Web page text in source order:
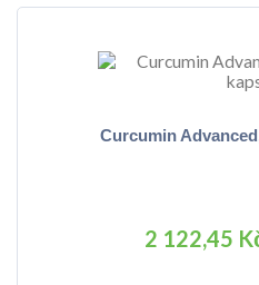
Curcumin
2 122,45